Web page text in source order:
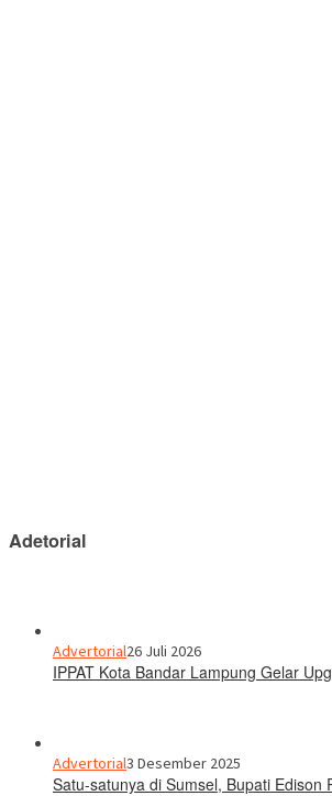
Adetorial
Advertorial26 Juli 2026
IPPAT Kota Bandar Lampung Gelar
Advertorial3 Desember 2025
Satu-satunya di Sumsel, Bupati Edison